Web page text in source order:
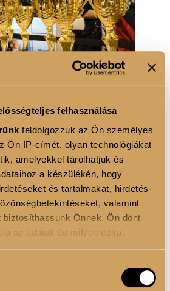
felhasználása
feldolgozzuk az Ön személyes
Ön IP-címét, olyan technológiákat
amelyekkel tárolhatjuk és
a készülékén, hogy
és tartalmakat, hirdetés-
valamint
Önnek. Ön dönt
az adatait és milyen célra.
az Ön földrajzi elhelyezkedéséről
mutathatták meg
& Color, Férfi hajvágás,
Mindegyik
kihívást állított a
technikai kivitelezéstől a
át a kreatív látvány
a trendkövetés mellett nagy